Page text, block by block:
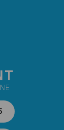
tout en
solution
notamment
chacun
En fonction de
sera mieux adapté
volume plat
les
pour les pieds et
cercle de diamètre